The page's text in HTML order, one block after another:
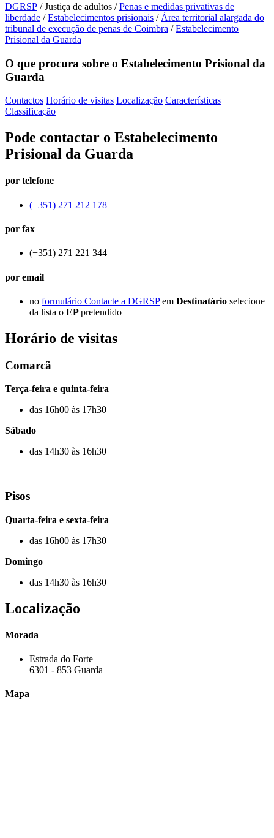
DGRSP /Justiça de adultos /Penas e medidas privativas de
liberdade /Estabelecimentos prisionais / Área territorial alargada do
tribunal de execução de penas de Coimbra /Estabelecimento
Prisional da Guarda
O que procura sobre o Estabelecimento Prisional da
Guarda
Contactos Horário de visitas Localização Características
Classificação
Pode contactar o Estabelecimento
Prisional da Guarda
por telefone
(+351) 271 212 178
por fax
(+351) 271 221 344
por email
no formulário Contacte a DGRSPem Destinatário selecione
da lista o EPpretendido
Horário de visitas
Comarcã
Terça-feira e quinta-feira
das 16h00 às 17h30
Sábado
das 14h30 às 16h30
Pisos
Quarta-feira e sexta-feira
das 16h00 às 17h30
Domingo
das 14h30 às 16h30
Localização
Morada
Estrada do Forte
6301 - 853 Guarda
Mapa